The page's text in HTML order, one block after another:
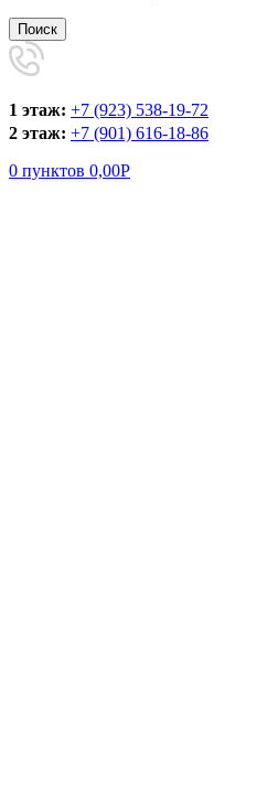
Поиск
1 этаж: +7 (923) 538-19-72
2 этаж: +7 (901) 616-18-86
0 пунктов 0,00Р